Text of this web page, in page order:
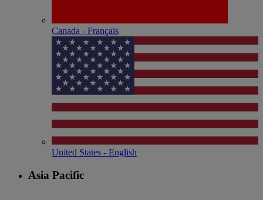
Canada - Français
United States - English
Asia Pacific